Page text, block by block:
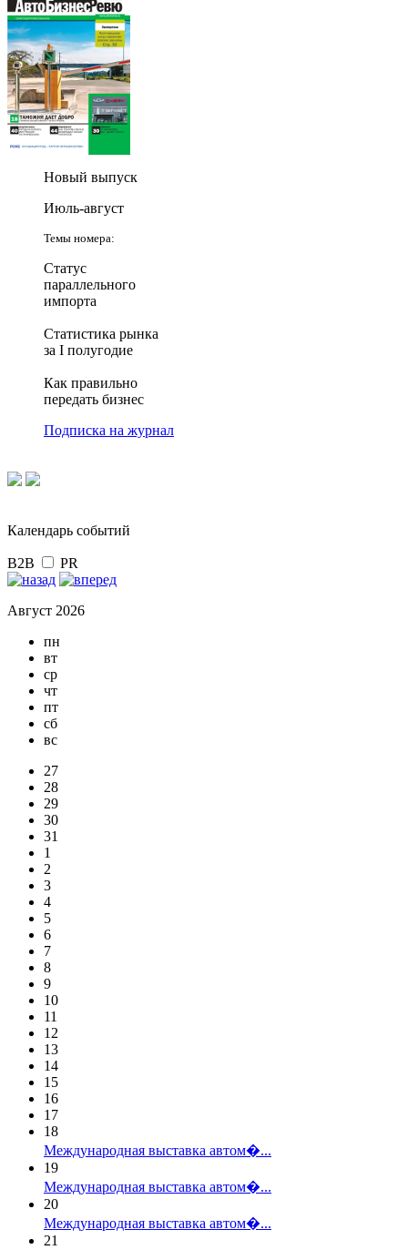
Новый выпуск
Июль-август
Темы номера:
Статус
параллельного
импорта
Статистика рынка
за I полугодие
Как правильно
передать бизнес
Подписка на журнал
Календарь событий
B2B PR
Август 2026
пн
вт
ср
чт
пт
сб
вс
27
28
29
30
31
1
2
3
4
5
6
7
8
9
10
11
12
13
14
15
16
17
18
Международная выставка автом�...
19
Международная выставка автом�...
20
Международная выставка автом�...
21